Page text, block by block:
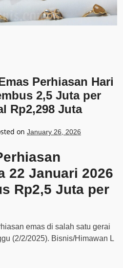
Perhiasan Hari
2,5 Juta per
Rp2,298 Juta
on January 26, 2026
22 Januari 2026
Rp2,5 Juta per